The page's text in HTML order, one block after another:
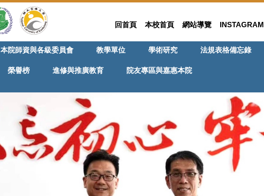
回首頁 本校首頁 網站導覽 INSTAGRAM
本院師資與各級委員會 教學單位 學術研究 法規表格備忘錄
榮譽榜 進修與推廣教育 院友專區與嘉惠本院